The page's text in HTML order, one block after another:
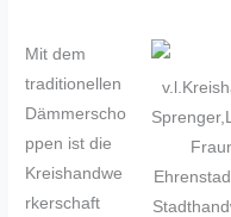
Mit dem
traditionellen
Dämmerscho
ppen ist die
Kreishandwe
rkerschaft